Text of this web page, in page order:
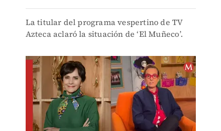
La titular del programa vespertino de TV
Azteca aclaró la situación de ‘El Muñeco’.